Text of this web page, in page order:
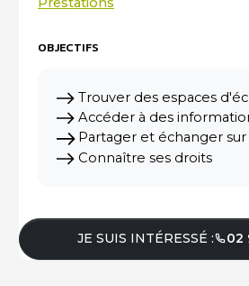
OBJECTIFS
Trouver des espaces
Accéder à des
Partager et échanger
Connaître ses droits
JE SUIS INTÉRESSÉ : 02